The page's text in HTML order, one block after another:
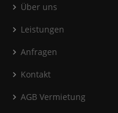
Über uns
Leistungen
Anfragen
Kontakt
AGB Vermietung